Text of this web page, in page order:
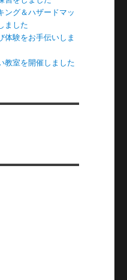
ング＆ハザードマッ
ました
体験をお手伝いしま
教室を開催しました